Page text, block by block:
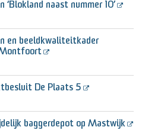
naast nummer 10’
en beeldkwaliteitkader
Montfoort
De Plaats 5
baggerdepot op Mastwijk